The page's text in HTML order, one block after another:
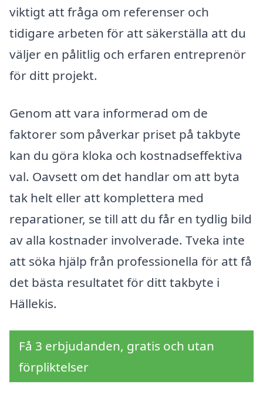
viktigt att fråga om referenser och
tidigare arbeten för att säkerställa att du
väljer en pålitlig och erfaren entreprenör
för ditt projekt.
Genom att vara informerad om de
faktorer som påverkar priset på takbyte
kan du göra kloka och kostnadseffektiva
val. Oavsett om det handlar om att byta
tak helt eller att komplettera med
reparationer, se till att du får en tydlig bild
av alla kostnader involverade. Tveka inte
att söka hjälp från professionella för att få
det bästa resultatet för ditt takbyte i
Hällekis.
Få 3 erbjudanden, gratis och utan
förpliktelser